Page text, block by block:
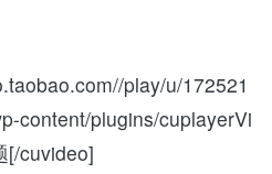
play/u/172521
content/plugins/cuplayerVi
[/cuvideo]